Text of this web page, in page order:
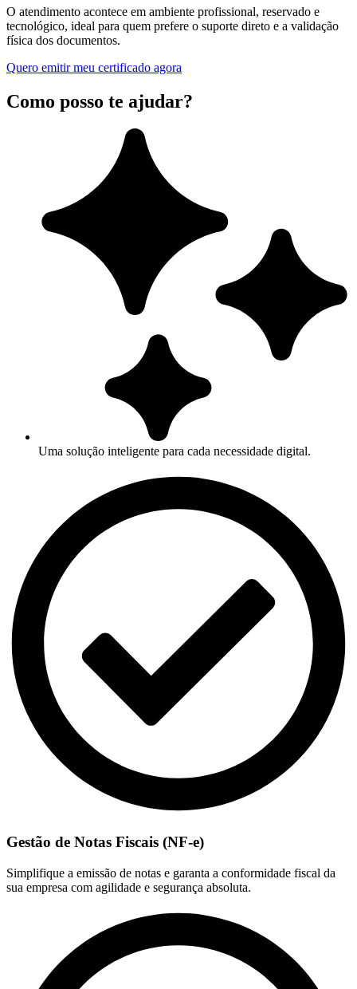
O atendimento acontece em ambiente profissional, reservado e
tecnológico, ideal para quem prefere o suporte direto e a validação
física dos documentos.
Quero emitir meu certificado agora
Como posso te ajudar?
Uma solução inteligente para cada necessidade digital.
Gestão de Notas Fiscais (NF-e)
Simplifique a emissão de notas e garanta a conformidade fiscal da
sua empresa com agilidade e segurança absoluta.